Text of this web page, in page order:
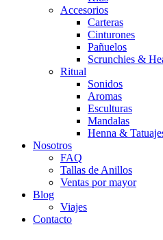
Accesorios
Carteras
Cinturones
Pañuelos
Scrunchies &
Ritual
Sonidos
Aromas
Esculturas
Mandalas
Henna &
Nosotros
FAQ
Tallas de Anillos
Ventas por mayor
Blog
Viajes
Contacto